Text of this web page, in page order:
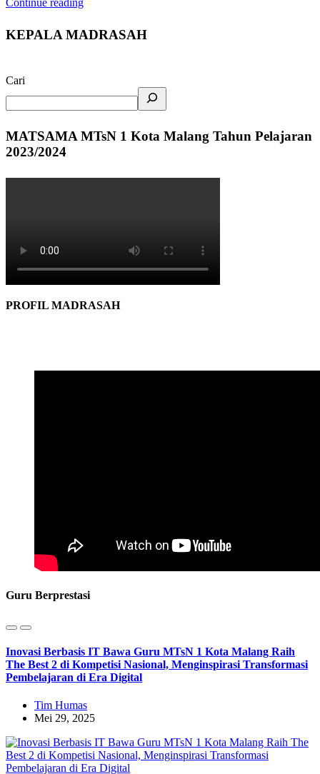
Continue reading
KEPALA MADRASAH
Cari
MATSAMA MTsN 1 Kota Malang Tahun Pelajaran
2023/2024
PROFIL MADRASAH
Guru Berprestasi
Inovasi Berbasis IT Bawa Guru MTsN 1 Kota Malang Raih
The Best 2 di Kompetisi Nasional, Menginspirasi Transformasi
Pembelajaran di Era Digital
Tim Humas
Mei 29, 2025